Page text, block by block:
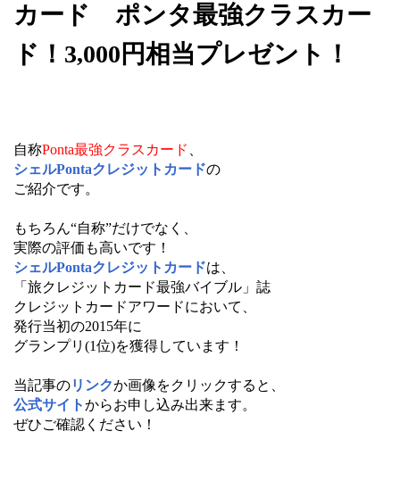
カード ポンタ最強クラスカー
ド！3,000円相当プレゼント！
自称Ponta最強クラスカード
シェルPontaクレジットカードの
ご紹介です。
もちろん“自称”だけでなく、
実際の評価も高いです！
シェルPontaクレジットカードは、
「旅クレジットカード最強バイブル」誌
クレジットカードアワードにおいて、
発行当初の2015年に
グランプリ(1位)を獲得しています！
当記事のリンクか画像をクリックすると、
公式サイトからお申し込み出来ます。
ぜひご確認ください！